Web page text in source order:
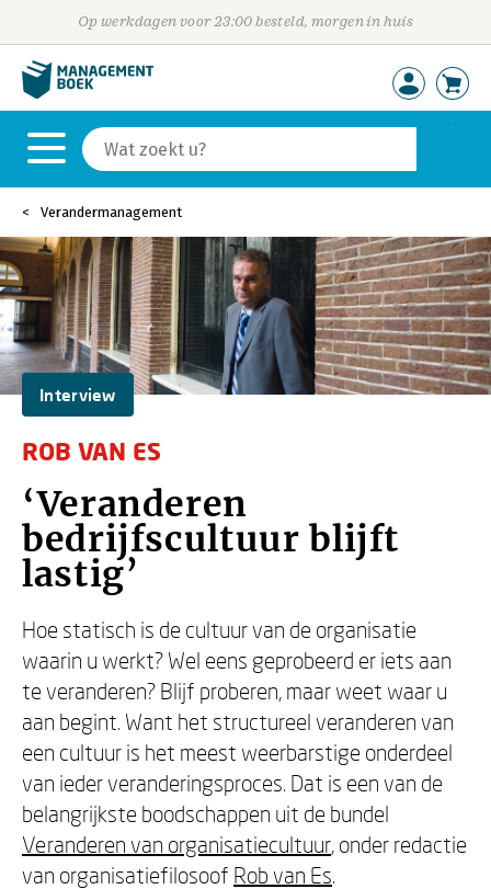
Op werkdagen voor 23:00 besteld, morgen in huis
Verandermanagement
Interview
ROB VAN ES
‘Veranderen
bedrijfscultuur blijft
lastig’
Hoe statisch is de cultuur van de organisatie
waarin u werkt? Wel eens geprobeerd er iets aan
te veranderen? Blijf proberen, maar weet waar u
aan begint. Want het structureel veranderen van
een cultuur is het meest weerbarstige onderdeel
van ieder veranderingsproces. Dat is een van de
belangrijkste boodschappen uit de bundel
Veranderen van organisatiecultuur, onder redactie
van organisatiefilosoof Rob van Es.